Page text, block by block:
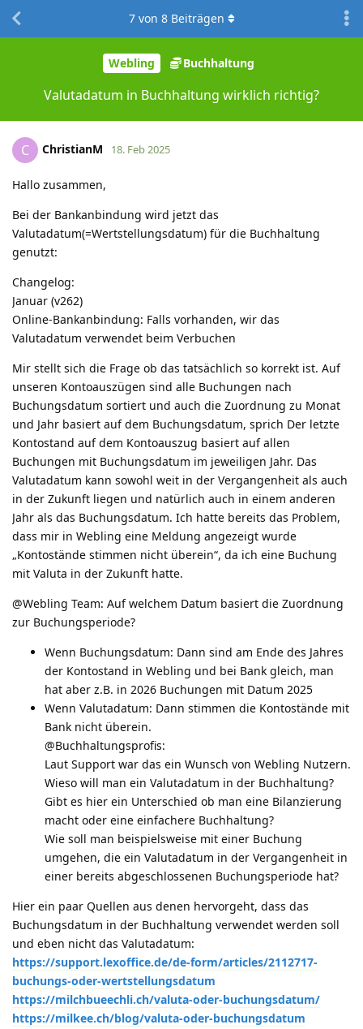
Webling Buchhaltung
Valutadatum in Buchhaltung wirklich richtig?
7von 8Beiträgen
C ChristianM 18. Feb 2025
Hallo zusammen,
Bei der Bankanbindung wird jetzt das
Valutadatum(=Wertstellungsdatum) für die Buchhaltung
genutzt:
Changelog:
Januar (v262)
Online-Bankanbindung: Falls vorhanden, wir das
Valutadatum verwendet beim Verbuchen
Mir stellt sich die Frage ob das tatsächlich so korrekt ist. Auf
unseren Kontoauszügen sind alle Buchungen nach
Buchungsdatum sortiert und auch die Zuordnung zu Monat
und Jahr basiert auf dem Buchungsdatum, sprich Der letzte
Kontostand auf dem Kontoauszug basiert auf allen
Buchungen mit Buchungsdatum im jeweiligen Jahr. Das
Valutadatum kann sowohl weit in der Vergangenheit als auch
in der Zukunft liegen und natürlich auch in einem anderen
Jahr als das Buchungsdatum. Ich hatte bereits das Problem,
dass mir in Webling eine Meldung angezeigt wurde
„Kontostände stimmen nicht überein“, da ich eine Buchung
mit Valuta in der Zukunft hatte.
@Webling Team: Auf welchem Datum basiert die Zuordnung
zur Buchungsperiode?
Wenn Buchungsdatum: Dann sind am Ende des Jahres
der Kontostand in Webling und bei Bank gleich, man
hat aber z.B. in 2026 Buchungen mit Datum 2025
Wenn Valutadatum: Dann stimmen die Kontostände mit
Bank nicht überein.
@Buchhaltungsprofis:
Laut Support war das ein Wunsch von Webling Nutzern.
Wieso will man ein Valutadatum in der Buchhaltung?
Gibt es hier ein Unterschied ob man eine Bilanzierung
macht oder eine einfachere Buchhaltung?
Wie soll man beispielsweise mit einer Buchung
umgehen, die ein Valutadatum in der Vergangenheit in
einer bereits abgeschlossenen Buchungsperiode hat?
Hier ein paar Quellen aus denen hervorgeht, dass das
Buchungsdatum in der Buchhaltung verwendet werden soll
und eben nicht das Valutadatum:
https://support.lexoffice.de/de-form/articles/2112717-
buchungs-oder-wertstellungsdatum
https://milchbueechli.ch/valuta-oder-buchungsdatum/
https://milkee.ch/blog/valuta-oder-buchungsdatum